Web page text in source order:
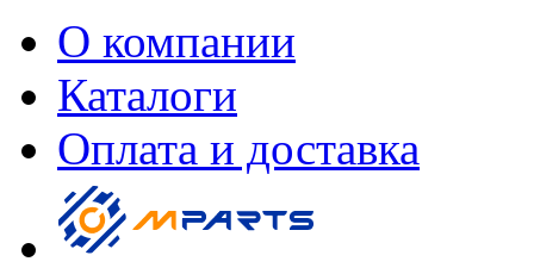
О компании
Каталоги
Оплата и доставка